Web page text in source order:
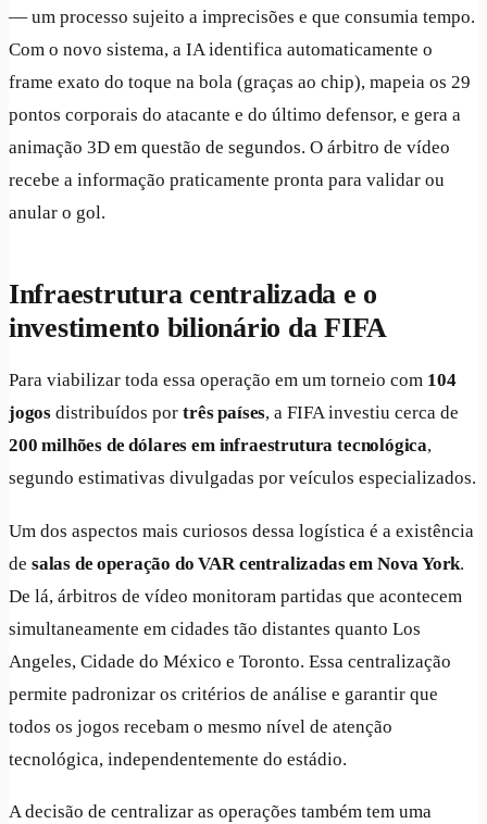
— um processo sujeito a imprecisões e que consumia tempo.
Com o novo sistema, a IA identifica automaticamente o
frame exato do toque na bola (graças ao chip), mapeia os 29
pontos corporais do atacante e do último defensor, e gera a
animação 3D em questão de segundos. O árbitro de vídeo
recebe a informação praticamente pronta para validar ou
anular o gol.
Infraestrutura centralizada e o
investimento bilionário da FIFA
Para viabilizar toda essa operação em um torneio com 104
jogos distribuídos portrês países, a FIFA investiu cerca de
200 milhões de dólares em infraestrutura tecnológica,
segundo estimativas divulgadas por veículos especializados.
Um dos aspectos mais curiosos dessa logística é a existência
de salas de operação do VAR centralizadas em Nova York.
De lá, árbitros de vídeo monitoram partidas que acontecem
simultaneamente em cidades tão distantes quanto Los
Angeles, Cidade do México e Toronto. Essa centralização
permite padronizar os critérios de análise e garantir que
todos os jogos recebam o mesmo nível de atenção
tecnológica, independentemente do estádio.
A decisão de centralizar as operações também tem uma